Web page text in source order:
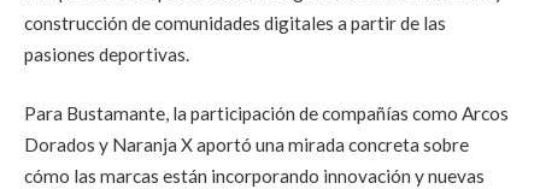
construcción de comunidades digitales a partir de las
pasiones deportivas.
Para Bustamante, la participación de compañías como Arcos
Dorados y Naranja X aportó una mirada concreta sobre
cómo las marcas están incorporando innovación y nuevas